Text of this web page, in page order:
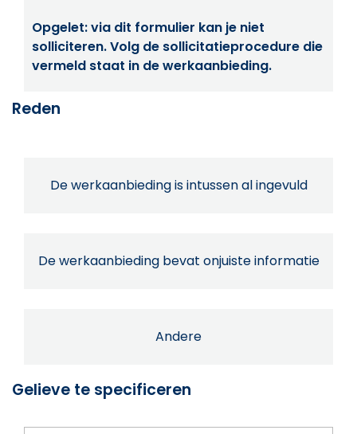
Opgelet: via dit formulier kan je niet
solliciteren. Volg de sollicitatieprocedure die
vermeld staat in de werkaanbieding.
Reden
De werkaanbieding is intussen al ingevuld
De werkaanbieding bevat onjuiste informatie
Andere
Gelieve te specificeren